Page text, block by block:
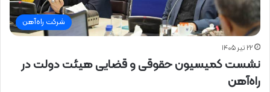
شرکت راه‌آهن
۲۲ تیر ۱۴۰۵
نشست کمیسیون حقوقی و قضایی هیئت دولت در
راه‌آهن